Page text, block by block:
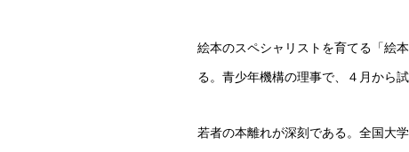
絵本のスペシャリストを育てる「絵
る。青少年機構の理事で、４月から
若者の本離れが深刻である。全国大